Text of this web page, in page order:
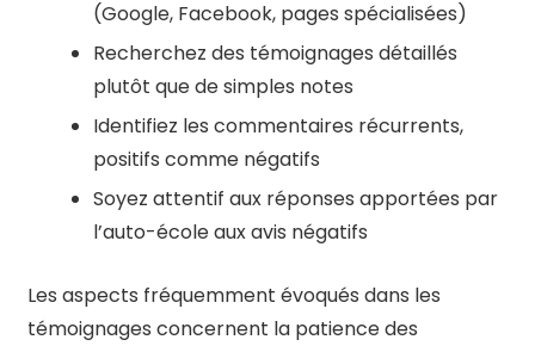
(Google, Facebook, pages spécialisées)
Recherchez des témoignages détaillés
plutôt que de simples notes
Identifiez les commentaires récurrents,
positifs comme négatifs
Soyez attentif aux réponses apportées par
l’auto-école aux avis négatifs
Les aspects fréquemment évoqués dans les
témoignages concernent la patience des